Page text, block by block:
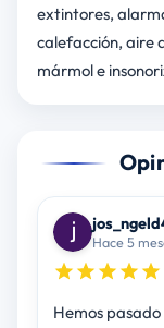
extintores,
calefacción, aire
mármol e
Hace 5
Hemos